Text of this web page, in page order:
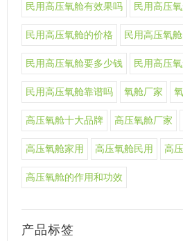
民用高压氧舱有效果吗 民用高压
民用高压氧舱的价格 民用高压氧
民用高压氧舱要多少钱 民用高压
民用高压氧舱靠谱吗 氧舱厂家
高压氧舱十大品牌 高压氧舱厂家
高压氧舱家用 高压氧舱民用 高
高压氧舱的作用和功效
产品标签